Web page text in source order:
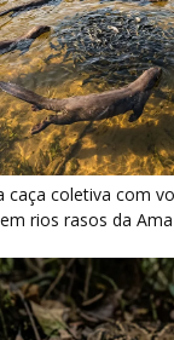
pela fosseta
da floresta